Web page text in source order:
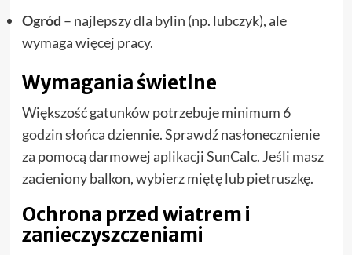
Ogród – najlepszy dla bylin (np. lubczyk), ale
wymaga więcej pracy.
Wymagania świetlne
Większość gatunków potrzebuje minimum 6
godzin słońca dziennie. Sprawdź nasłonecznienie
za pomocą darmowej aplikacji SunCalc. Jeśli masz
zacieniony balkon, wybierz miętę lub pietruszkę.
Ochrona przed wiatrem i
zanieczyszczeniami